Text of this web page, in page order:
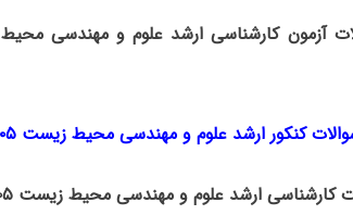
آزمون کارشناسی ارشد علوم و مهندسی
کنکور ارشد علوم و مهندسی محیط زیست ۱۴۰۵
کارشناسی ارشد علوم و مهندسی محیط زیست ۱۴۰۵ (بزودی)